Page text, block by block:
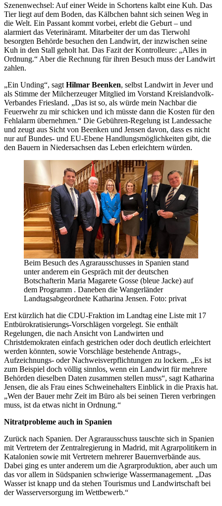
Szenenwechsel: Auf einer Weide in Schortens kalbt eine Kuh. Das
Tier liegt auf dem Boden, das Kälbchen bahnt sich seinen Weg in
die Welt. Ein Passant kommt vorbei, erlebt die Geburt – und
alarmiert das Veterinäramt. Mitarbeiter der um das Tierwohl
besorgten Behörde besuchen den Landwirt, der inzwischen seine
Kuh in den Stall geholt hat. Das Fazit der Kontrolleure: „Alles in
Ordnung.“ Aber die Rechnung für ihren Besuch muss der Landwirt
zahlen.
„Ein Unding“, sagt Hilmar Beenken, selbst Landwirt in Jever und
als Stimme der Milcherzeuger Mitglied im Vorstand Kreislandvolk-
Verbandes Friesland. „Das ist so, als würde mein Nachbar die
Feuerwehr zu mir schicken und ich müsste dann die Kosten für den
Fehlalarm übernehmen.“ Die Gebühren-Regelung ist Landessache
und zeugt aus Sicht von Beenken und Jensen davon, dass es nicht
nur auf Bundes- und EU-Ebene Handlungsmöglichkeiten gibt, die
den Bauern in Niedersachsen das Leben erleichtern würden.
Beim Besuch des Agrarausschusses in Spanien stand
unter anderem ein Gespräch mit der deutschen
Botschafterin Maria Magarete Gosse (bleue Jacke) auf
dem Programm . Daneben die Wangerländer
Landtagsabgeordnete Katharina Jensen. Foto: privat
Erst kürzlich hat die CDU-Fraktion im Landtag eine Liste mit 17
Entbürokratisierungs-Vorschlägen vorgelegt. Sie enthält
Regelungen, die nach Ansicht von Landwirten und
Christdemokraten einfach gestrichen oder doch deutlich erleichtert
werden könnten, sowie Vorschläge bestehende Antrags-,
Aufzeichnungs- oder Nachweisverpflichtungen zu lockern. „Es ist
zum Beispiel doch völlig sinnlos, wenn ein Landwirt für mehrere
Behörden dieselben Daten zusammen stellen muss“, sagt Katharina
Jensen, die als Frau eines Schweinehalters Einblick in die Praxis hat.
„Wen der Bauer mehr Zeit im Büro als bei seinen Tieren verbringen
muss, ist da etwas nicht in Ordnung.“
Nitratprobleme auch in Spanien
Zurück nach Spanien. Der Agrarausschuss tauschte sich in Spanien
mit Vertretern der Zentralregierung in Madrid, mit Agrarpolitikern in
Katalonien sowie mit Vertretern mehrerer Bauernverbände aus.
Dabei ging es unter anderem um die Agrarproduktion, aber auch um
das vor allem in Südspanien schwierige Wassermanagement. „Das
Wasser ist knapp und da stehen Tourismus und Landwirtschaft bei
der Wasserversorgung im Wettbewerb.“